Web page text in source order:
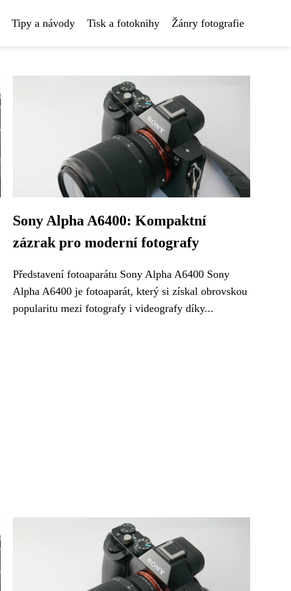
Tipy a návody Tisk a fotoknihy Žánry fotografie
Sony Alpha A6400: Kompaktní
zázrak pro moderní fotografy
Představení fotoaparátu Sony Alpha A6400 Sony
Alpha A6400 je fotoaparát, který si získal obrovskou
popularitu mezi fotografy i videografy díky...